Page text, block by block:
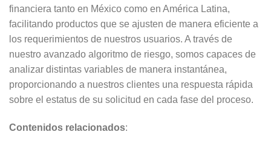
financiera tanto en México como en América Latina,
facilitando productos que se ajusten de manera eficiente a
los requerimientos de nuestros usuarios. A través de
nuestro avanzado algoritmo de riesgo, somos capaces de
analizar distintas variables de manera instantánea,
proporcionando a nuestros clientes una respuesta rápida
sobre el estatus de su solicitud en cada fase del proceso.
Contenidos relacionados: